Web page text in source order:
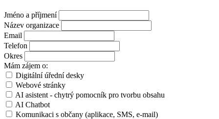
Jméno a příjmení
Název organizace
Email
Telefon
Okres
Mám zájem o:
Digitální úřední desky
Webové stránky
AI asistent - chytrý pomocník pro tvorbu obsahu
AI Chatbot
Komunikaci s občany (aplikace, SMS, e-mail)